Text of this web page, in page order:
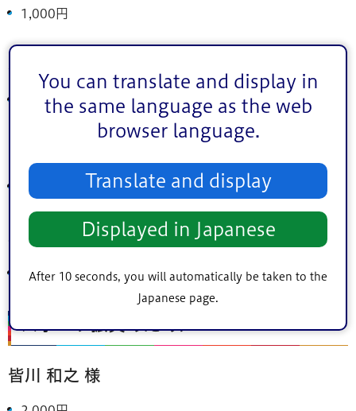
You can translate and display in
the same language as the web
browser language.
Translate and display
Displayed in Japanese
After 10 seconds, you will automatically be taken to the
Japanese page.
1,000円
500円
石井 充良 様
1,000円
皆川 和之 様